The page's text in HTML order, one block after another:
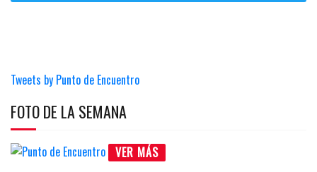
Tweets by Punto de Encuentro
FOTO DE LA SEMANA
VER MÁS